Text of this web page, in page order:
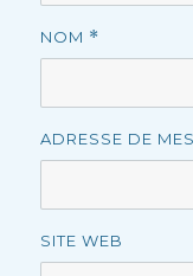
NOM *
ADRESSE DE
SITE WEB